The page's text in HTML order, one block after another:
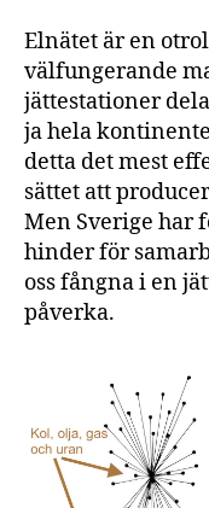
Elnätet är en
välfungerande
jättestationer
ja hela
detta det mest
sättet att
Men Sverige har
hinder för
oss fångna i en
påverka.